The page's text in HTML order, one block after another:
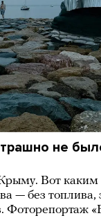
не
Вот каким
— без топлива,
Фоторепортаж